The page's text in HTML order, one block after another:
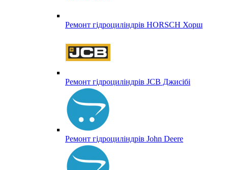
Ремонт гідроциліндрів HORSCH Хорш
Ремонт гідроциліндрів JCB Джисібі
Ремонт гідроциліндрів John Deere